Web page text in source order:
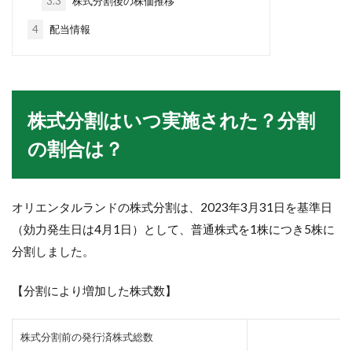
4 配当情報
株式分割はいつ実施された？分割
の割合は？
オリエンタルランドの株式分割は、2023年3月31日を基準日
（効力発生日は4月1日）として、普通株式を1株につき5株に
分割しました。
【分割により増加した株式数】
株式分割前の発行済株式総数